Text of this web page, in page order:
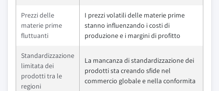
Prezzi delle
materie prime
fluttuanti
I prezzi volatili delle materie prime
stanno influenzando i costi di
produzione e i margini di profitto
Standardizzazione
limitata dei
prodotti tra le
regioni
La mancanza di standardizzazione dei
prodotti sta creando sfide nel
commercio globale e nella conformita